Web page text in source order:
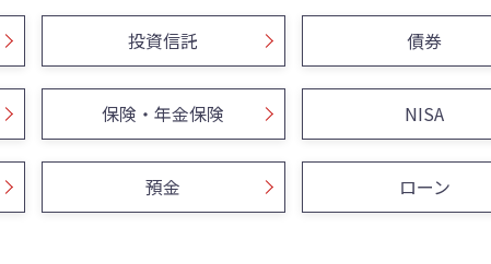
投資信託 債券
保険・年金保険 NISA
預金 ローン